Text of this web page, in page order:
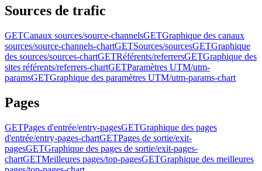
Sources de trafic
GETCanaux sources/source-channelsGETGraphique des canaux
sources/source-channels-chartGETSources/sourcesGETGraphique
des sources/sources-chartGETRéférents/referrersGETGraphique des
sites référents/referrers-chartGETParamètres UTM/utm-
paramsGETGraphique des paramètres UTM/utm-params-chart
Pages
GETPages d'entrée/entry-pagesGETGraphique des pages
d'entrée/entry-pages-chartGETPages de sortie/exit-
pagesGETGraphique des pages de sortie/exit-pages-
chartGETMeilleures pages/top-pagesGETGraphique des meilleures